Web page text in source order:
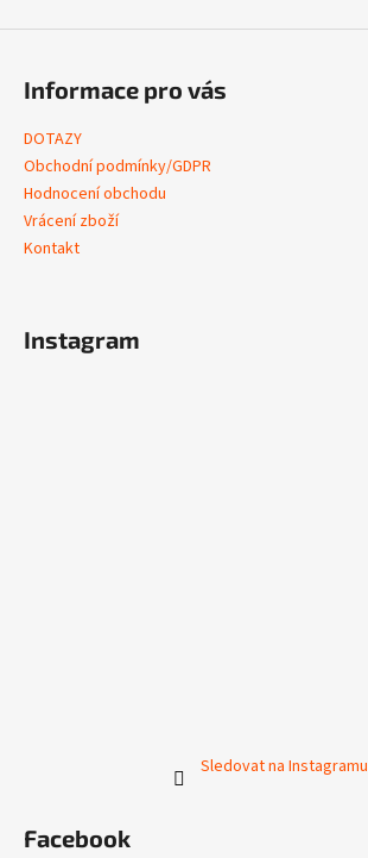
Informace pro vás
DOTAZY
Obchodní podmínky/GDPR
Hodnocení obchodu
Vrácení zboží
Kontakt
Instagram
Sledovat na Instagramu
Facebook